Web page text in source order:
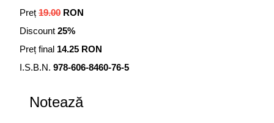
trebuie depus niciun efort pentru a manipula sau suprima
vreun obiect al conștiinței. Ceea ce contează este să fii
conștiință: nu să fii conștient de obiecte, ci să te
Preț 19.00 RON
Discount 25%
Preț final 14.25 RON
I.S.B.N. 978-606-8460-76-5
Notează